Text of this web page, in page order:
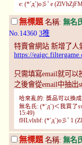
e: (*´д`)o彡ﾟe
無標題 名稱: 無名
No.14360 3推
特賣會網站 新增了人
https://
只需填寫email就可以
之後會從email中抽出
哈來亂的: 獎品可以換
無名氏: (*´д`)＜我買了
15:49)
fHLvlxbf: (*´д`)o彡ﾟ1
無標題 名稱: 無名